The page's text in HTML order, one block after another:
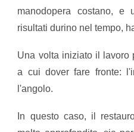
manodopera costano,
risultati durino nel tempo,
Una volta iniziato il lavoro
a cui dover fare fronte:
l'angolo.
In questo caso, il